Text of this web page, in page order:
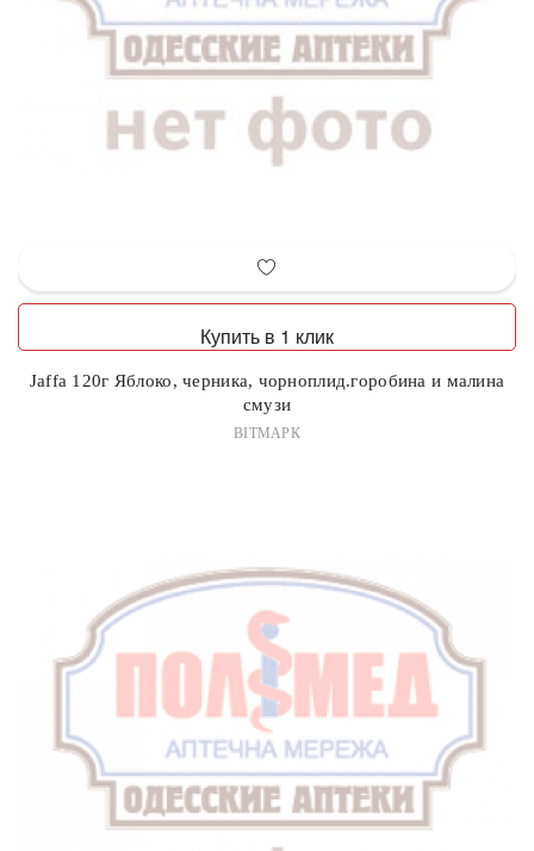
Купить в 1 клик
Jaffa 120г Яблоко, черника, чорноплид.горобина и малина
смузи
ВІТМАРК